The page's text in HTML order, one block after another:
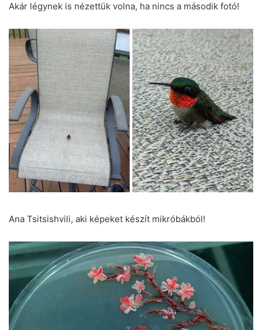
Akár légynek is nézettük volna, ha nincs a második fotó!
Ana Tsitsishvili, aki képeket készít mikróbákból!